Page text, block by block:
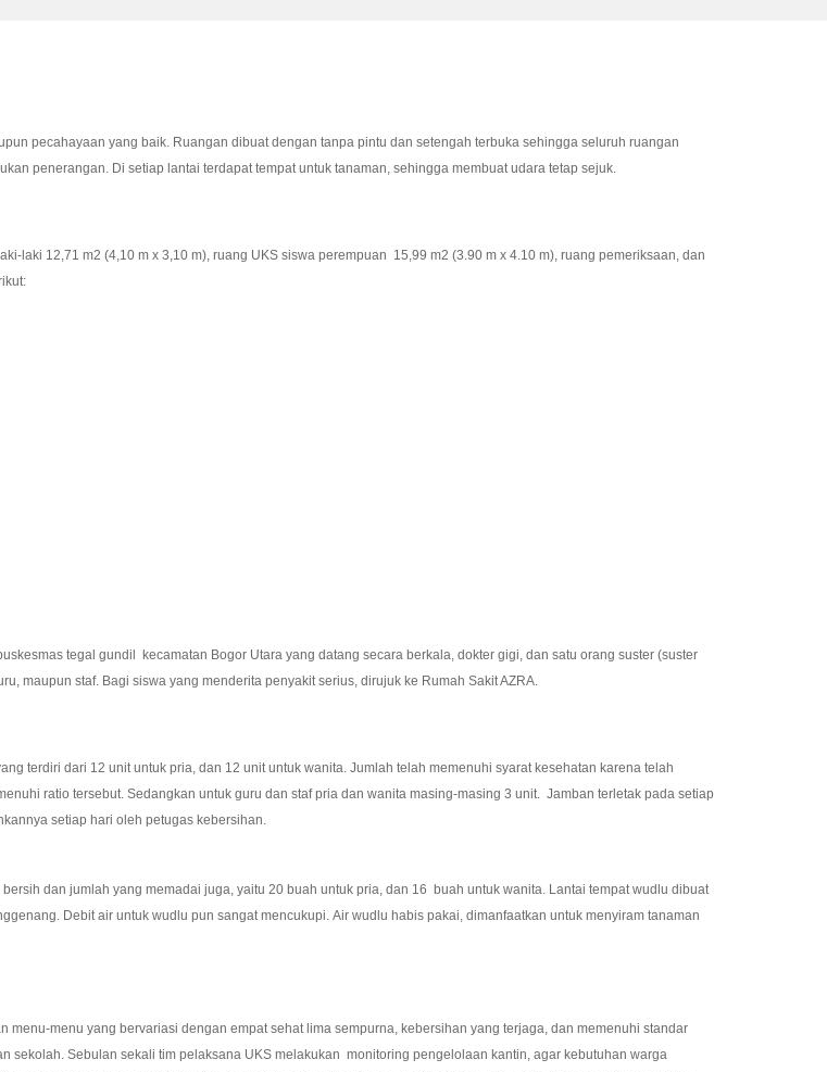
pecahayaan yang baik. Ruangan dibuat dengan tanpa pintu dan setengah terbuka sehingga seluruh ruangan
penerangan. Di setiap lantai terdapat tempat untuk tanaman, sehingga membuat udara tetap sejuk.
laki 12,71 m2 (4,10 m x 3,10 m), ruang UKS siswa perempuan 15,99 m2 (3.90 m x 4.10 m), ruang pemeriksaan, dan
tegal gundil kecamatan Bogor Utara yang datang secara berkala, dokter gigi, dan satu orang suster (suster
maupun staf. Bagi siswa yang menderita penyakit serius, dirujuk ke Rumah Sakit AZRA.
terdiri dari 12 unit untuk pria, dan 12 unit untuk wanita. Jumlah telah memenuhi syarat kesehatan karena telah
ratio tersebut. Sedangkan untuk guru dan staf pria dan wanita masing-masing 3 unit. Jamban terletak pada setiap
setiap hari oleh petugas kebersihan.
dan jumlah yang memadai juga, yaitu 20 buah untuk pria, dan 16 buah untuk wanita. Lantai tempat wudlu dibuat
Debit air untuk wudlu pun sangat mencukupi. Air wudlu habis pakai, dimanfaatkan untuk menyiram tanaman
menu yang bervariasi dengan empat sehat lima sempurna, kebersihan yang terjaga, dan memenuhi standar
sekolah. Sebulan sekali tim pelaksana UKS melakukan monitoring pengelolaan kantin, agar kebutuhan warga